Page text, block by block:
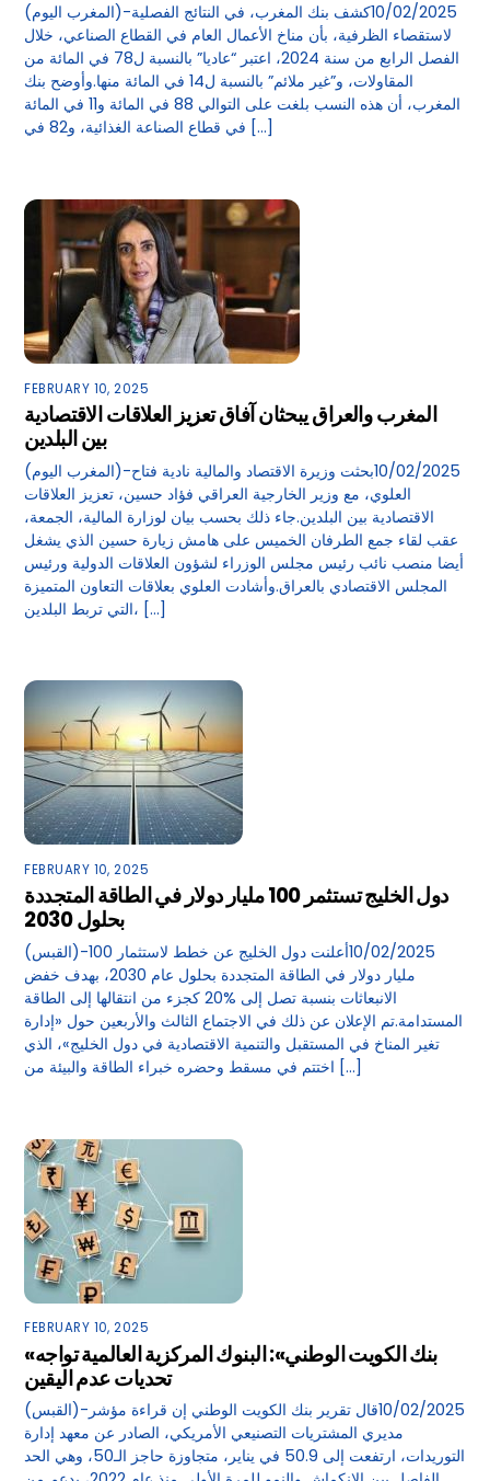
(المغرب اليوم)-10/02/2025كشف بنك المغرب، في النتائج الفصلية
لاستقصاء الظرفية، بأن مناخ الأعمال العام في القطاع الصناعي، خلال
الفصل الرابع من سنة 2024، اعتبر “عاديا” بالنسبة ل78 في المائة من
المقاولات، و”غير ملائم” بالنسبة ل14 في المائة منها.وأوضح بنك
المغرب، أن هذه النسب بلغت على التوالي 88 في المائة و11 في المائة
في قطاع الصناعة الغذائية، و82 في […]
FEBRUARY 10, 2025
المغرب والعراق يبحثان آفاق تعزيز العلاقات الاقتصادية
بين البلدين
(المغرب اليوم)-10/02/2025بحثت وزيرة الاقتصاد والمالية نادية فتاح
العلوي، مع وزير الخارجية العراقي فؤاد حسين، تعزيز العلاقات
الاقتصادية بين البلدين.جاء ذلك بحسب بيان لوزارة المالية، الجمعة،
عقب لقاء جمع الطرفان الخميس على هامش زيارة حسين الذي يشغل
أيضا منصب نائب رئيس مجلس الوزراء لشؤون العلاقات الدولية ورئيس
المجلس الاقتصادي بالعراق.وأشادت العلوي بعلاقات التعاون المتميزة
التي تربط البلدين، […]
FEBRUARY 10, 2025
دول الخليج تستثمر 100 مليار دولار في الطاقة المتجددة
بحلول 2030
(القبس)-10/02/2025أعلنت دول الخليج عن خطط لاستثمار 100
مليار دولار في الطاقة المتجددة بحلول عام 2030، بهدف خفض
الانبعاثات بنسبة تصل إلى %20 كجزء من انتقالها إلى الطاقة
المستدامة.تم الإعلان عن ذلك في الاجتماع الثالث والأربعين حول «إدارة
تغير المناخ في المستقبل والتنمية الاقتصادية في دول الخليج»، الذي
اختتم في مسقط وحضره خبراء الطاقة والبيئة من […]
FEBRUARY 10, 2025
«بنك الكويت الوطني»: البنوك المركزية العالمية تواجه
تحديات عدم اليقين
(القبس)-10/02/2025قال تقرير بنك الكويت الوطني إن قراءة مؤشر
مديري المشتريات التصنيعي الأمريكي، الصادر عن معهد إدارة
التوريدات، ارتفعت إلى 50.9 في يناير، متجاوزة حاجز الـ50، وهي الحد